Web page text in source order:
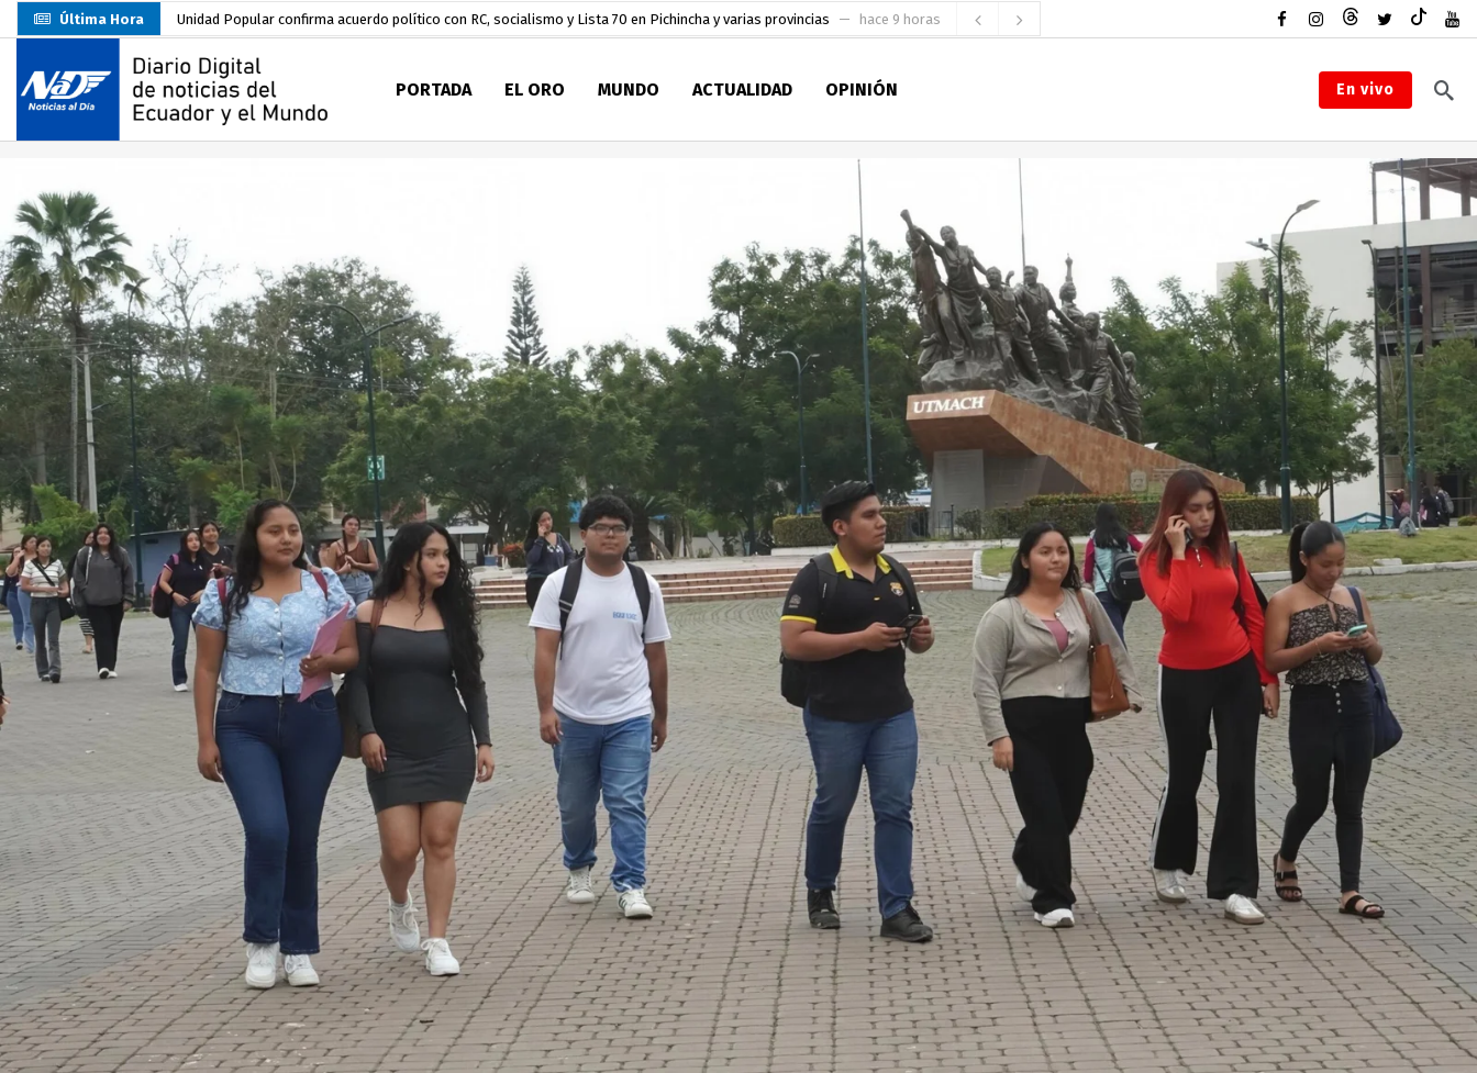
Última Hora Unidad Popular confirma acuerdo político con RC, socialismo y Lista 70 en Pichincha y varias provincias hace 9 horas
Delegación de El Oro fiscaliza propaganda electoral
Gobierno Estudiantil Ugartino 2026-2027, fue posesionado hace 11 horas
Prefecto Clemente Bravo Inauguró Centro de Acopio Casa del Pescador Artesanal Orense
hace 1 día
Carlos Rodríguez inscribe su candidatura a la alcaldía de Machala
Carlos Carrión Figueroa, Premio Nacional de Literatura Eugenio Espejo hace 2 días
Nuevo Santa Rosa Sporting Club inicia su camino en la Serie A del Fútbol Femenino Nacional 2026 hace 3 horas
PORTADA EL ORO MUNDO ACTUALIDAD OPINIÓN En vivo